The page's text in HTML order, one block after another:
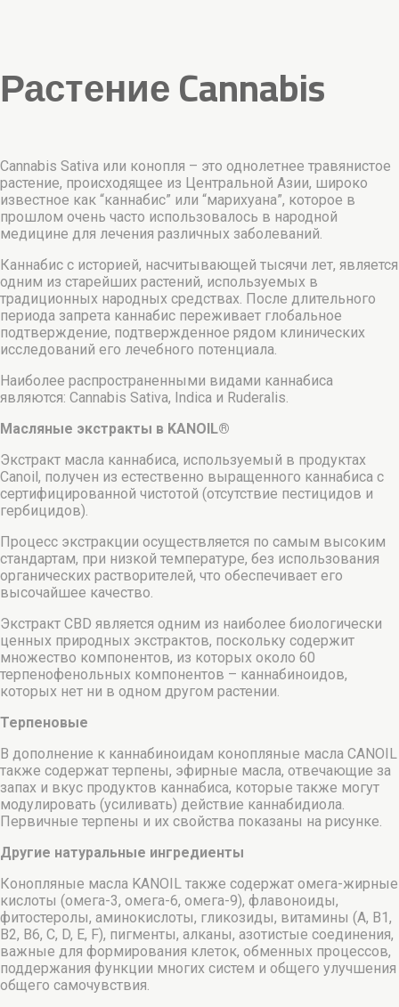
Растение Cannabis
Cannabis Sativa или конопля – это однолетнее травянистое
растение, происходящее из Центральной Азии, широко
известное как “каннабис” или “марихуана”, которое в
прошлом очень часто использовалось в народной
медицине для лечения различных заболеваний.
Каннабис с историей, насчитывающей тысячи лет, является
одним из старейших растений, используемых в
традиционных народных средствах. После длительного
периода запрета каннабис переживает глобальное
подтверждение, подтвержденное рядом клинических
исследований его лечебного потенциала.
Наиболее распространенными видами каннабиса
являются: Cannabis Sativa, Indica и Ruderalis.
Масляные экстракты в KANOIL®
Экстракт масла каннабиса, используемый в продуктах
Canoil, получен из естественно выращенного каннабиса с
сертифицированной чистотой (отсутствие пестицидов и
гербицидов).
Процесс экстракции осуществляется по самым высоким
стандартам, при низкой температуре, без использования
органических растворителей, что обеспечивает его
высочайшее качество.
Экстракт CBD является одним из наиболее биологически
ценных природных экстрактов, поскольку содержит
множество компонентов, из которых около 60
терпенофенольных компонентов – каннабиноидов,
которых нет ни в одном другом растении.
Терпеновые
В дополнение к каннабиноидам конопляные масла CANOIL
также содержат терпены, эфирные масла, отвечающие за
запах и вкус продуктов каннабиса, которые также могут
модулировать (усиливать) действие каннабидиола.
Первичные терпены и их свойства показаны на рисунке.
Другие натуральные ингредиенты
Конопляные масла KANOIL также содержат омега-жирные
кислоты (омега-3, омега-6, омега-9), флавоноиды,
фитостеролы, аминокислоты, гликозиды, витамины (A, B1,
B2, B6, C, D, E, F), пигменты, алканы, азотистые соединения,
важные для формирования клеток, обменных процессов,
поддержания функции многих систем и общего улучшения
общего самочувствия.